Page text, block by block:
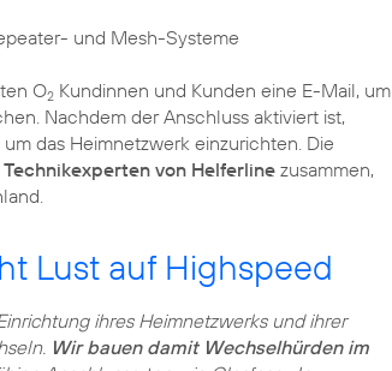
und Mesh-Systeme
O2 Kundinnen und Kunden eine E-Mail, um
Nachdem der Anschluss aktiviert ist,
das Heimnetzwerk einzurichten. Die
Technikexperten von Helferline zusammen,
Lust auf Highspeed
ihres Heimnetzwerks und ihrer
Wir bauen damit Wechselhürden im